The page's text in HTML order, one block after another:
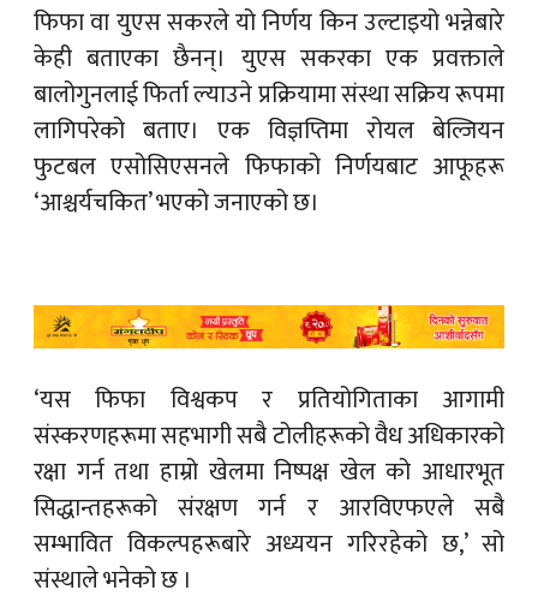
फिफा वा युएस सकरले यो निर्णय किन उल्टाइयो भन्नेबारे
केही बताएका छैनन्। युएस सकरका एक प्रवक्ताले
बालोगुनलाई फिर्ता ल्याउने प्रक्रियामा संस्था सक्रिय रूपमा
लागिपरेको बताए। एक विज्ञप्तिमा रोयल बेल्जियन
फुटबल एसोसिएसनले फिफाको निर्णयबाट आफूहरू
‘आश्चर्यचकित’ भएको जनाएको छ।
‘यस फिफा विश्वकप र प्रतियोगिताका आगामी
संस्करणहरूमा सहभागी सबै टोलीहरूको वैध अधिकारको
रक्षा गर्न तथा हाम्रो खेलमा निष्पक्ष खेल को आधारभूत
सिद्धान्तहरूको संरक्षण गर्न र आरविएफएले सबै
सम्भावित विकल्पहरूबारे अध्ययन गरिरहेको छ,’ सो
संस्थाले भनेको छ ।